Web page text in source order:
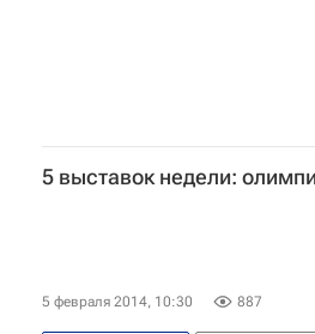
5 выставок недели:
5 февраля 2014, 10:30 887